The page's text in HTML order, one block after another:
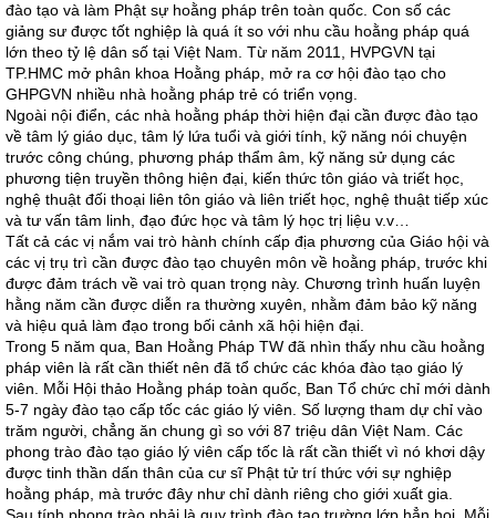
đào tạo và làm Phật sự hoằng pháp trên toàn quốc. Con số các
giảng sư được tốt nghiệp là quá ít so với nhu cầu hoằng pháp quá
lớn theo tỷ lệ dân số tại Việt Nam. Từ năm 2011, HVPGVN tại
TP.HMC mở phân khoa Hoằng pháp, mở ra cơ hội đào tạo cho
GHPGVN nhiều nhà hoằng pháp trẻ có triển vọng.
Ngoài nội điển, các nhà hoằng pháp thời hiện đại cần được đào tạo
về tâm lý giáo dục, tâm lý lứa tuổi và giới tính, kỹ năng nói chuyện
trước công chúng, phương pháp thẩm âm, kỹ năng sử dụng các
phương tiện truyền thông hiện đại, kiến thức tôn giáo và triết học,
nghệ thuật đối thoại liên tôn giáo và liên triết học, nghệ thuật tiếp xúc
và tư vấn tâm linh, đạo đức học và tâm lý học trị liệu v.v…
Tất cả các vị nắm vai trò hành chính cấp địa phương của Giáo hội và
các vị trụ trì cần được đào tạo chuyên môn về hoằng pháp, trước khi
được đảm trách về vai trò quan trọng này. Chương trình huấn luyện
hằng năm cần được diễn ra thường xuyên, nhằm đảm bảo kỹ năng
và hiệu quả làm đạo trong bối cảnh xã hội hiện đại.
Trong 5 năm qua, Ban Hoằng Pháp TW đã nhìn thấy nhu cầu hoằng
pháp viên là rất cần thiết nên đã tổ chức các khóa đào tạo giáo lý
viên. Mỗi Hội thảo Hoằng pháp toàn quốc, Ban Tổ chức chỉ mới dành
5-7 ngày đào tạo cấp tốc các giáo lý viên. Số lượng tham dự chỉ vào
trăm người, chẳng ăn chung gì so với 87 triệu dân Việt Nam. Các
phong trào đào tạo giáo lý viên cấp tốc là rất cần thiết vì nó khơi dậy
được tinh thần dấn thân của cư sĩ Phật tử trí thức với sự nghiệp
hoằng pháp, mà trước đây như chỉ dành riêng cho giới xuất gia.